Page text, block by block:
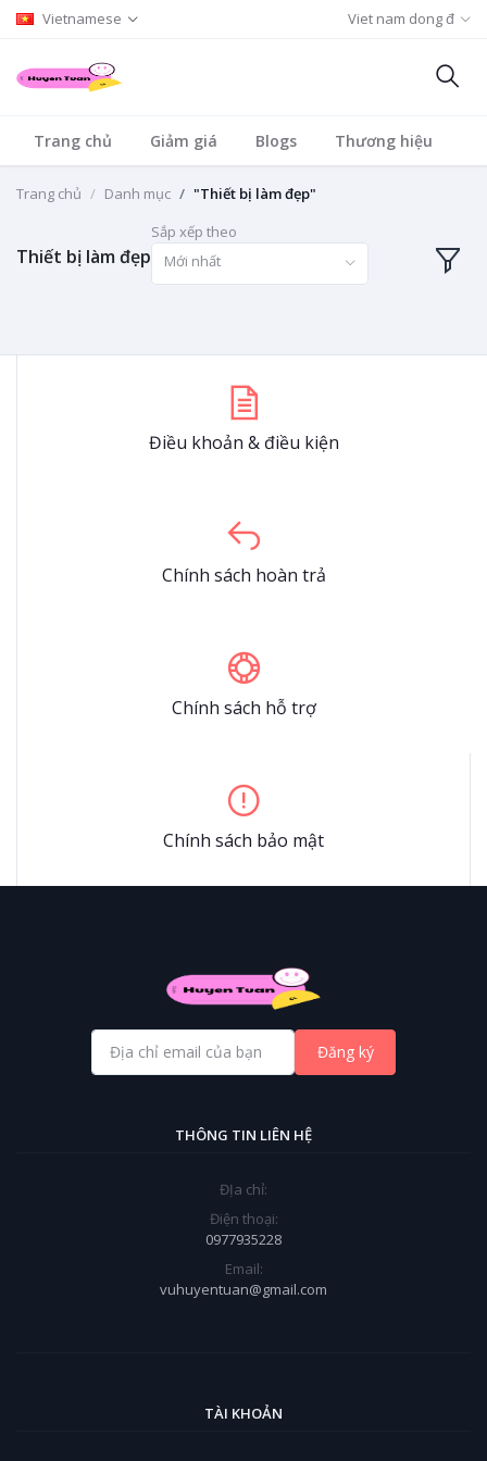
Vietnamese Viet nam dong đ
Trang chủ Giảm giá Blogs Thương hiệu
Trang chủ Danh mục "Thiết bị làm đẹp"
Thiết bị làm đẹp
Sắp xếp theo
Mới nhất
Điều khoản & điều kiện
Chính sách hoàn trả
Chính sách hỗ trợ
Chính sách bảo mật
Đăng ký
THÔNG TIN LIÊN HỆ
ĐỊa chỉ:
Điện thoại:
0977935228
Email:
vuhuyentuan@gmail.com
TÀI KHOẢN